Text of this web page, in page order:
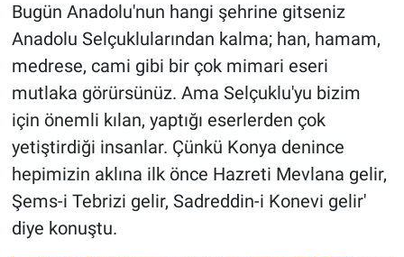
Bugün Anadolu'nun hangi şehrine gitseniz
Anadolu Selçuklularından kalma; han, hamam,
medrese, cami gibi bir çok mimari eseri
mutlaka görürsünüz. Ama Selçuklu'yu bizim
için önemli kılan, yaptığı eserlerden çok
yetiştirdiği insanlar. Çünkü Konya denince
hepimizin aklına ilk önce Hazreti Mevlana gelir,
Şems-i Tebrizi gelir, Sadreddin-i Konevi gelir'
diye konuştu.